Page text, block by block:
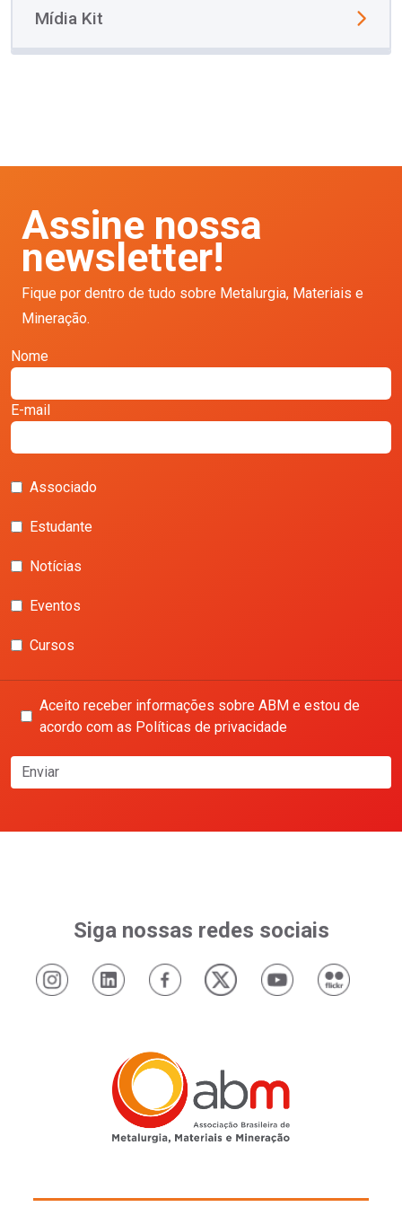
Mídia Kit
Assine nossa
newsletter!
Fique por dentro de tudo sobre Metalurgia, Materiais e
Mineração.
Nome
E-mail
Associado
Estudante
Notícias
Eventos
Cursos
Aceito receber informações sobre ABM e estou de
acordo com as Políticas de privacidade
Enviar
Siga nossas redes sociais